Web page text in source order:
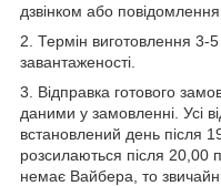
дзвінком або
2. Термін виготовлення 3-5
завантаженості.
3. Відправка готового
даними у замовленні. Усі
встановлений день після
розсилаються після
немає Вайбера, то